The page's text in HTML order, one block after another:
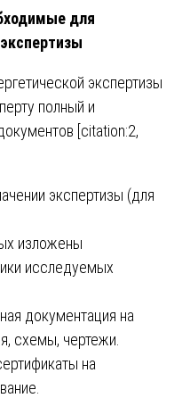
для
экспертизы
полный и
[citation:2,
экспертизы (для
изложены
исследуемых
документация на
схемы, чертежи.
на